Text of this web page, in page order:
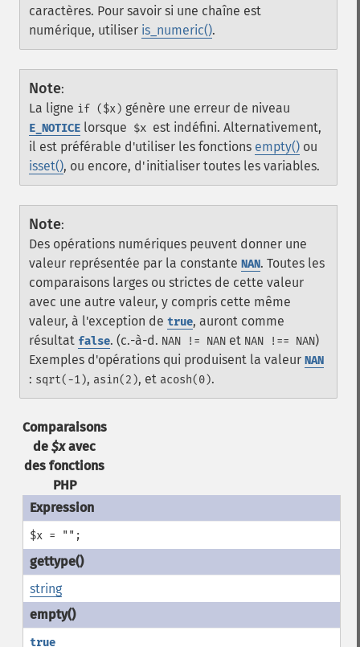
caractères. Pour savoir si une chaîne est
numérique, utiliser is_numeric().
Note:
La ligne if ($x) génère une erreur de niveau
E_NOTICE lorsque $x est indéfini. Alternativement,
il est préférable d'utiliser les fonctions empty() ou
isset(), ou encore, d'initialiser toutes les variables.
Note:
Des opérations numériques peuvent donner une
valeur représentée par la constante NAN. Toutes les
comparaisons larges ou strictes de cette valeur
avec une autre valeur, y compris cette même
valeur, à l'exception de true, auront comme
résultat false. (c.-à-d. NAN != NAN et NAN !== NAN)
Exemples d'opérations qui produisent la valeur NAN
: sqrt(-1), asin(2), et acosh(0).
Comparaisons
de$xavec
des fonctions
PHP
$x = "";
string
true